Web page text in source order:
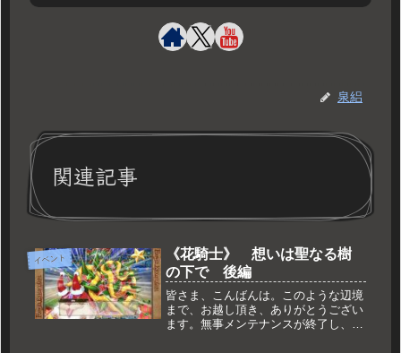
泉絽
関連記事
イベント
《花騎士》 想いは聖なる樹
の下で 後編
皆さま、こんばんは。このような辺境
まで、お越し頂き、ありがとうござい
ます。無事メンテナンスが終了し、イ